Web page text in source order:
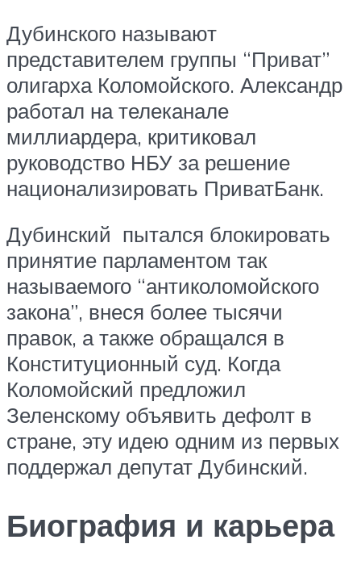
Дубинского называют
представителем группы “Приват”
олигарха Коломойского. Александр
работал на телеканале
миллиардера, критиковал
руководство НБУ за решение
национализировать ПриватБанк.
Дубинский пытался блокировать
принятие парламентом так
называемого “антиколомойского
закона”, внеся более тысячи
правок, а также обращался в
Конституционный суд. Когда
Коломойский предложил
Зеленскому объявить дефолт в
стране, эту идею одним из первых
поддержал депутат Дубинский.
Биография и карьера